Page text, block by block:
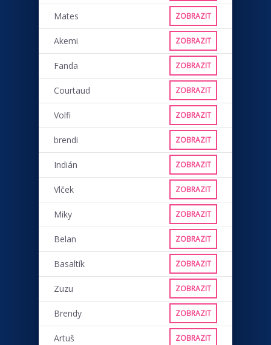
Mates ZOBRAZIT
Akemi ZOBRAZIT
Fanda ZOBRAZIT
Courtaud ZOBRAZIT
Volfi ZOBRAZIT
brendi ZOBRAZIT
Indián ZOBRAZIT
Vlček ZOBRAZIT
Miky ZOBRAZIT
Belan ZOBRAZIT
Basaltík ZOBRAZIT
Zuzu ZOBRAZIT
Brendy ZOBRAZIT
Artuš ZOBRAZIT